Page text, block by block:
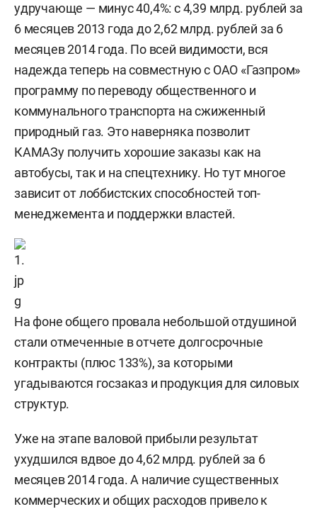
удручающе — минус 40,4%: с 4,39 млрд. рублей за
6 месяцев 2013 года до 2,62 млрд. рублей за 6
месяцев 2014 года. По всей видимости, вся
надежда теперь на совместную с ОАО «Газпром»
программу по переводу общественного и
коммунального транспорта на сжиженный
природный газ. Это наверняка позволит
КАМАЗу получить хорошие заказы как на
автобусы, так и на спецтехнику. Но тут многое
зависит от лоббистских способностей топ-
менеджемента и поддержки властей.
На фоне общего провала небольшой отдушиной
стали отмеченные в отчете долгосрочные
контракты (плюс 133%), за которыми
угадываются госзаказ и продукция для силовых
структур.
Уже на этапе валовой прибыли результат
ухудшился вдвое до 4,62 млрд. рублей за 6
месяцев 2014 года. А наличие существенных
коммерческих и общих расходов привело к